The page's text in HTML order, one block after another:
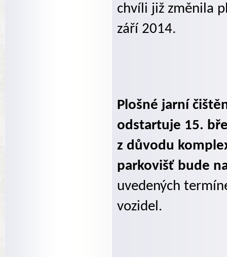
chvíli již změnila
září 2014.
Plošné jarní
odstartuje 15.
z důvodu
parkovišť bude
uvedených
vozidel.